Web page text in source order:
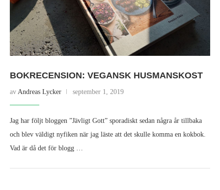
BOKRECENSION: VEGANSK HUSMANSKOST
av Andreas Lycker september 1, 2019
Jag har följt bloggen ”Jävligt Gott” sporadiskt sedan några år tillbaka
och blev väldigt nyfiken när jag läste att det skulle komma en kokbok.
Vad är då det för blogg …